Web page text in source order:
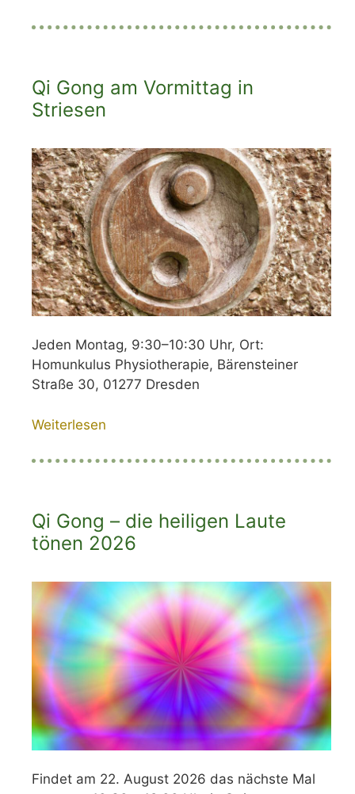
Qi Gong am Vormittag in
Striesen
Jeden Montag, 9:30–10:30 Uhr, Ort:
Homunkulus Physiotherapie, Bärensteiner
Straße 30, 01277 Dresden
Weiterlesen
Qi Gong – die heiligen Laute
tönen 2026
Findet am 22. August 2026 das nächste Mal